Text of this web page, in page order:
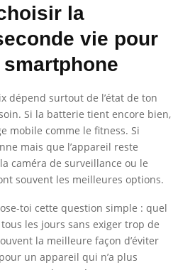
la
vie pour
dépend surtout de l’état de ton
Si la batterie tient encore bien,
mobile comme le fitness. Si
mais que l’appareil reste
caméra de surveillance ou le
souvent les meilleures options.
toi cette question simple : quel
les jours sans exiger trop de
la meilleure façon d’éviter
un appareil qui n’a plus